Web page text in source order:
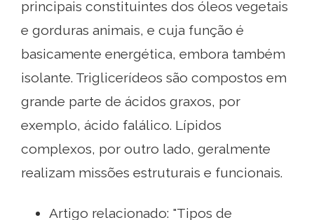
principais constituintes dos óleos vegetais
e gorduras animais, e cuja função é
basicamente energética, embora também
isolante. Triglicerídeos são compostos em
grande parte de ácidos graxos, por
exemplo, ácido falálico. Lípidos
complexos, por outro lado, geralmente
realizam missões estruturais e funcionais.
Artigo relacionado: "Tipos de